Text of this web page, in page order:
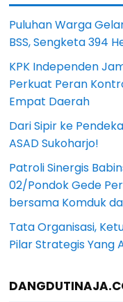
Puluhan Warga
BSS, Sengketa 394
KPK Independen
Perkuat Peran
Empat Daerah
Dari Sipir ke
ASAD Sukoharjo!
Patroli Sinergis
02/Pondok Gede
bersama Komduk
Tata Organisasi,
Pilar Strategis Yang